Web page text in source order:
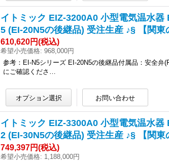
イトミック EIZ-3200A0 小型電気温水
5 (EI-20N5の後継品) 受注生産 ♪§ 【関東
610,620円(税込)
希望小売価格: 968,000円
参考：EI-N5シリーズ EI-20N5の後継品付属品：安全
にご確認くださ…
イトミック EIZ-3300A0 小型電気温水
2 (EI-30N5の後継品) 受注生産 ♪§ 【関東
749,397円(税込)
希望小売価格: 1,188,000円